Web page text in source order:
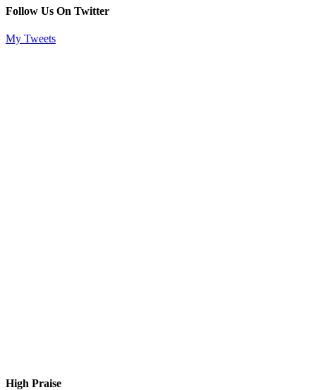
Follow Us On Twitter
My Tweets
High Praise